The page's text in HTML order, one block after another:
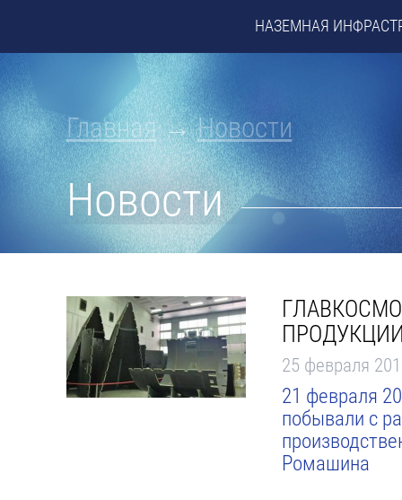
НАЗЕМНАЯ
Главная→Новости
Новости
25 февраля
21 февраля
побывали с
Ромашина